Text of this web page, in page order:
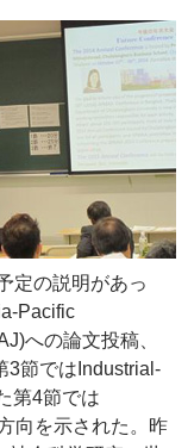
定の説明があっ
Pacific
への論文投稿、
3節ではIndustrial-
第4節では
向を示された。昨